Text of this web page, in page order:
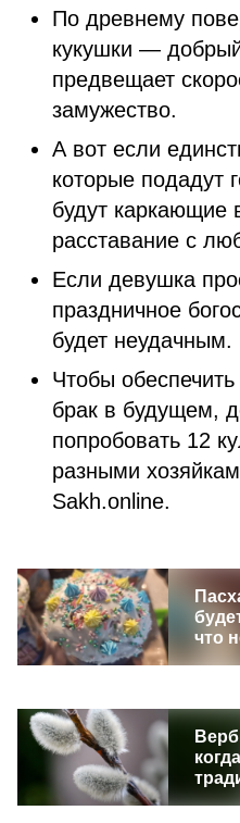
По древнему
кукушки —
предвещает
замужество.
А вот если
которые подадут
будут
расставание с
Если девушка
праздничное
будет неудачным.
Чтобы
брак в будущем,
попробовать 12
разными
Sakh.online.
что